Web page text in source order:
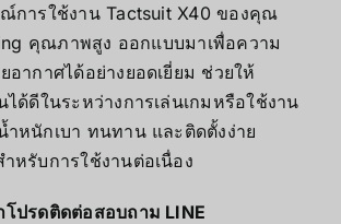
การใช้งาน Tactsuit X40 ของคุณ
คุณภาพสูง ออกแบบมาเพื่อความ
อากาศได้อย่างยอดเยี่ยม ช่วยให้
ได้ดีในระหว่างการเล่นเกมหรือใช้งาน
ำหนักเบา ทนทาน และติดตั้งง่าย
ำหรับการใช้งานต่อเนื่อง
ปรดติดต่อสอบถาม LINE